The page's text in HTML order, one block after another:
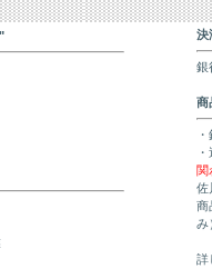
決
銀
商
関
佐
商
み
詳